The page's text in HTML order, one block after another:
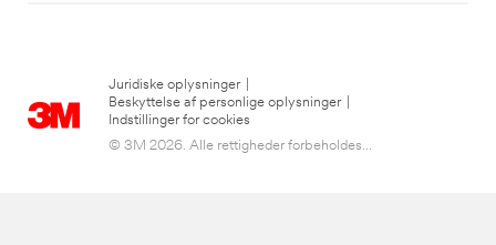
Juridiske oplysninger
Beskyttelse af personlige oplysninger
Indstillinger for cookies
© 3M 2026. Alle rettigheder forbeholdes...